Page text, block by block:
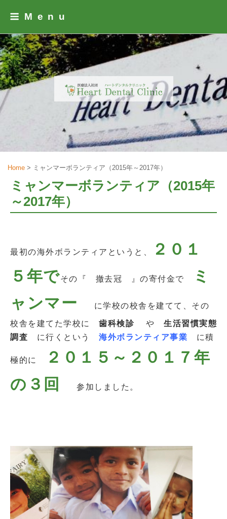
Menu
Home > ミャンマーボランティア（2015年～2017年）
ミャンマーボランティア（2015年
～2017年）
最初の海外ボランティアというと、
２０１
５年でその『 撤去冠 』の寄付金で
ミ
ャンマー
に学校の校舎を建てて、その
校舎を建てた学校に 歯科検診 や 生活習慣実態
調査 に行くという 海外ボランティア事業 に積
極的に
２０１５～２０１７年
の３回
参加しました。